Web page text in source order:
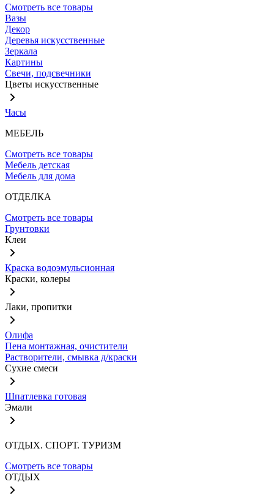
Смотреть все товары
Вазы
Декор
Деревья искусственные
Зеркала
Картины
Свечи, подсвечники
Цветы искусственные
Часы
МЕБЕЛЬ
Смотреть все товары
Мебель детская
Мебель для дома
ОТДЕЛКА
Смотреть все товары
Грунтовки
Клеи
Краска водоэмульсионная
Краски, колеры
Лаки, пропитки
Олифа
Пена монтажная, очистители
Растворители, смывка д/краски
Сухие смеси
Шпатлевка готовая
Эмали
ОТДЫХ. СПОРТ. ТУРИЗМ
Смотреть все товары
ОТДЫХ